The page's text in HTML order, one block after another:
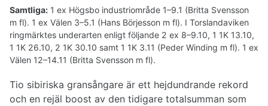
Samtliga: 1 ex Högsbo industriområde 1–9.1 (Britta Svensson
m fl). 1 ex Välen 3–5.1 (Hans Börjesson m fl). I Torslandaviken
ringmärktes underarten enligt följande 2 ex 8–9.10, 1 1K 13.10,
1 1K 26.10, 2 1K 30.10 samt 1 1K 3.11 (Peder Winding m fl). 1 ex
Välen 12–14.11 (Britta Svensson m fl).
Tio sibiriska gransångare är ett hejdundrande rekord
och en rejäl boost av den tidigare totalsumman som